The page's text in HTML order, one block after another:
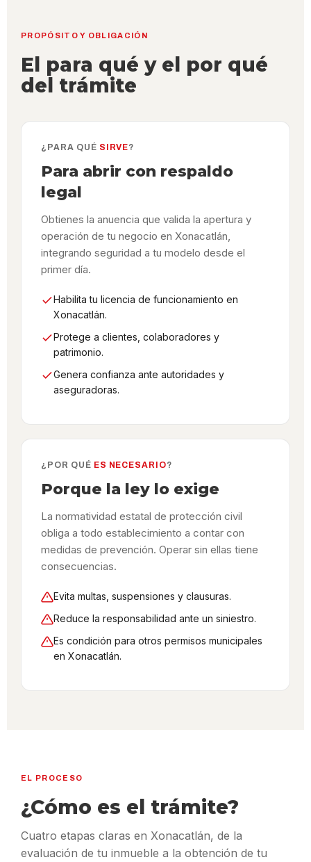
PROPÓSITO Y OBLIGACIÓN
El para qué y el por qué
del trámite
¿PARA QUÉ SIRVE?
Para abrir con respaldo
legal
Obtienes la anuencia que valida la apertura y
operación de tu negocio en Xonacatlán,
integrando seguridad a tu modelo desde el
primer día.
Habilita tu licencia de funcionamiento en
Xonacatlán.
Protege a clientes, colaboradores y
patrimonio.
Genera confianza ante autoridades y
aseguradoras.
¿POR QUÉ ES NECESARIO?
Porque la ley lo exige
La normatividad estatal de protección civil
obliga a todo establecimiento a contar con
medidas de prevención. Operar sin ellas tiene
consecuencias.
Evita multas, suspensiones y clausuras.
Reduce la responsabilidad ante un siniestro.
Es condición para otros permisos municipales
en Xonacatlán.
EL PROCESO
¿Cómo es el trámite?
Cuatro etapas claras en Xonacatlán, de la
evaluación de tu inmueble a la obtención de tu